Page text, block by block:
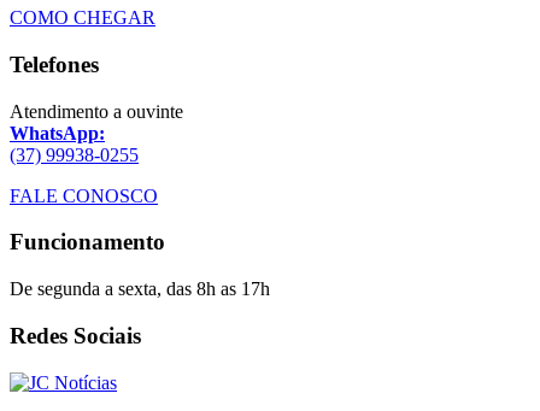
COMO CHEGAR
Telefones
Atendimento a ouvinte
WhatsApp:
(37) 99938-0255
FALE CONOSCO
Funcionamento
De segunda a sexta, das 8h as 17h
Redes Sociais